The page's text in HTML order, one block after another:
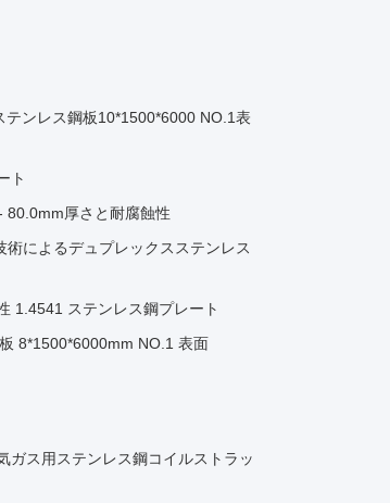
ンレス鋼板10*1500*6000 NO.1表
ト
80.0mm厚さと耐腐蝕性
によるデュプレックスステンレス
1.4541 ステンレス鋼プレート
8*1500*6000mm NO.1 表面
ガス用ステンレス鋼コイルストラッ